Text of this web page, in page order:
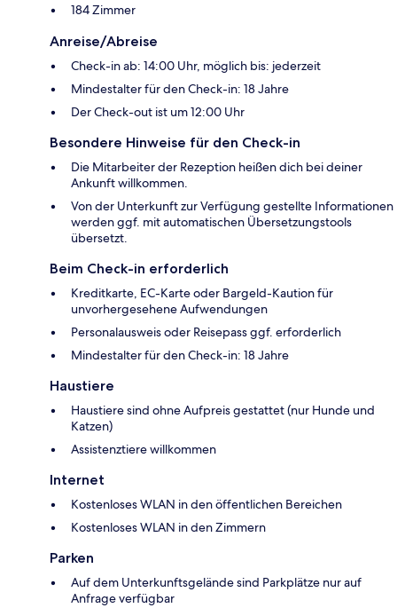
184 Zimmer
Anreise/Abreise
Check-in ab: 14:00 Uhr, möglich bis: jederzeit
Mindestalter für den Check-in: 18 Jahre
Der Check-out ist um 12:00 Uhr
Besondere Hinweise für den Check-in
Die Mitarbeiter der Rezeption heißen dich bei deiner
Ankunft willkommen.
Von der Unterkunft zur Verfügung gestellte Informationen
werden ggf. mit automatischen Übersetzungstools
übersetzt.
Beim Check-in erforderlich
Kreditkarte, EC-Karte oder Bargeld-Kaution für
unvorhergesehene Aufwendungen
Personalausweis oder Reisepass ggf. erforderlich
Mindestalter für den Check-in: 18 Jahre
Haustiere
Haustiere sind ohne Aufpreis gestattet (nur Hunde und
Katzen)
Assistenztiere willkommen
Internet
Kostenloses WLAN in den öffentlichen Bereichen
Kostenloses WLAN in den Zimmern
Parken
Auf dem Unterkunftsgelände sind Parkplätze nur auf
Anfrage verfügbar